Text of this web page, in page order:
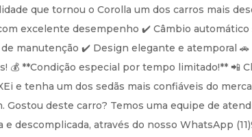
que tornou o Corolla um dos carros mais
excelente desempenho ✔️ Câmbio
manutenção ✔️ Design elegante e atemporal 🚗
**Condição especial por tempo limitado!** 📲
e tenha um dos sedãs mais confiáveis do
Gostou deste carro? Temos uma equipe de
descomplicada, através do nosso WhatsApp